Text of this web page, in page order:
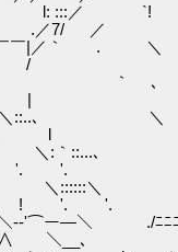
／
7/ ／
￣￣|／
/
､ ｀ ､ ＿
|
＼
l
､ ＼〈
'. '.
＼ く `
/ ! '. '.
'⌒ー―＼ ./ﾆﾆﾆﾆ
__､